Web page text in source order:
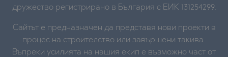
дружество регистрирано в България с ЕИК 131254299.
Сайтът е предназначен да представя нови проекти в
процес на строителство или завършени такива.
Въпреки усилията на нашия екип е възможно част от